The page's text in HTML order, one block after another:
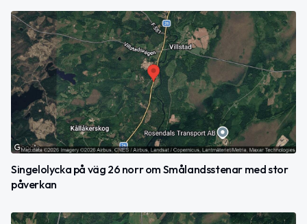
Singelolycka på väg 26 norr om Smålandsstenar med stor
påverkan